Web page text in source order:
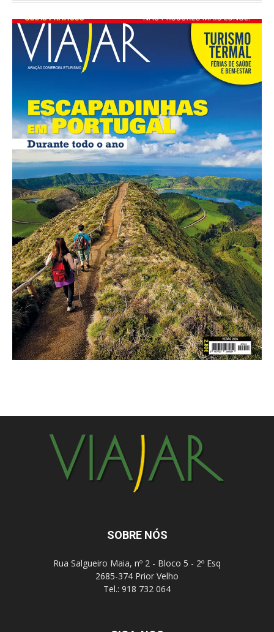
SOBRE NÓS
Rua Salgueiro Maia, nº 2 - Bloco 5 - 2º Esq
2685-374 Prior Velho
Tel.: 918 732 064